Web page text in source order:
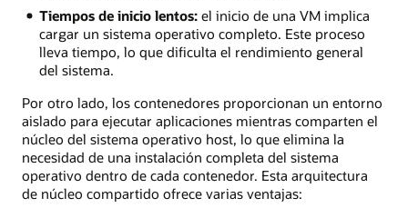
Tiempos de inicio lentos:el inicio de una VM implica
cargar un sistema operativo completo. Este proceso
lleva tiempo, lo que dificulta el rendimiento general
del sistema.
Por otro lado, los contenedores proporcionan un entorno
aislado para ejecutar aplicaciones mientras comparten el
núcleo del sistema operativo host, lo que elimina la
necesidad de una instalación completa del sistema
operativo dentro de cada contenedor. Esta arquitectura
de núcleo compartido ofrece varias ventajas: